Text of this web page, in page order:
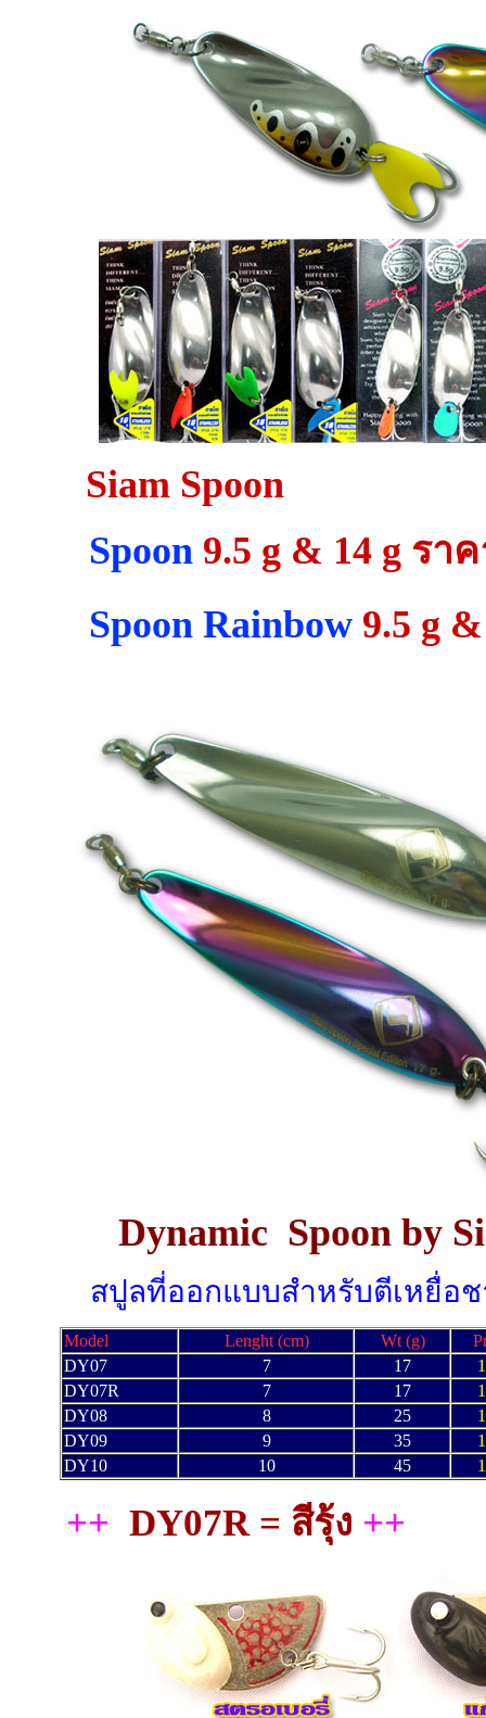
Siam Spoon
Spoon 9.5 g & 14 g รา
Spoon Rainbow 9.5 g
Dynamic Spoon by
สปูลที่ออกแบบสำหรับตีเหยื่อช
Model Lenght (cm) Wt (g)
DY07
7 17
DY07R
7 17
DY08
8 25
DY09
9 35
DY10
10 45
++ DY07R = สีรุ้ง ++